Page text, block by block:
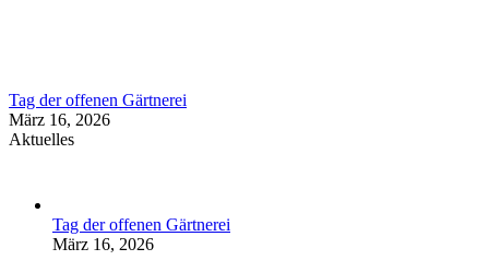
Tag der offenen Gärtnerei
März 16, 2026
Aktuelles
Tag der offenen Gärtnerei
März 16, 2026